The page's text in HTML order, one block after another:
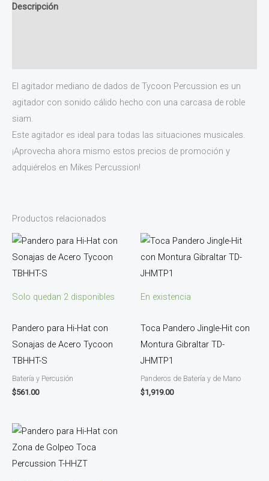
Descripción
El agitador mediano de dados de Tycoon Percussion es un
agitador con sonido cálido hecho con una carcasa de roble
siam.
Este agitador es ideal para todas las situaciones musicales.
¡Aprovecha ahora mismo estos precios de promoción y
adquiérelos en Mikes Percussion!
Productos relacionados
Solo quedan 2 disponibles
Pandero para Hi-Hat con
Sonajas de Acero Tycoon
TBHHT-S
Batería y Percusión
$561.00
En existencia
Toca Pandero Jingle-Hit con
Montura Gibraltar TD-
JHMTP1
Panderos de Batería y de Mano
$1,919.00